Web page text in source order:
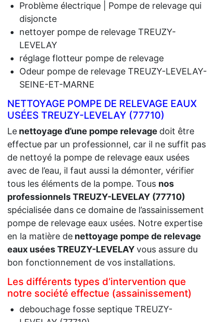
Problème électrique | Pompe de relevage qui
disjoncte
nettoyer pompe de relevage TREUZY-
LEVELAY
réglage flotteur pompe de relevage
Odeur pompe de relevage TREUZY-LEVELAY-
SEINE-ET-MARNE
NETTOYAGE POMPE DE RELEVAGE EAUX
USÉES TREUZY-LEVELAY (77710)
Le nettoyage d’une pompe relevage doit être
effectue par un professionnel, car il ne suffit pas
de nettoyé la pompe de relevage eaux usées
avec de l’eau, il faut aussi la démonter, vérifier
tous les éléments de la pompe. Tous nos
professionnels TREUZY-LEVELAY (77710)
spécialisée dans ce domaine de l’assainissement
pompe de relevage eaux usées. Notre expertise
en la matière de nettoyage pompe de relevage
eaux usées TREUZY-LEVELAYvous assure du
bon fonctionnement de vos installations.
Les différents types d’intervention que
notre société effectue (assainissement)
debouchage fosse septique TREUZY-